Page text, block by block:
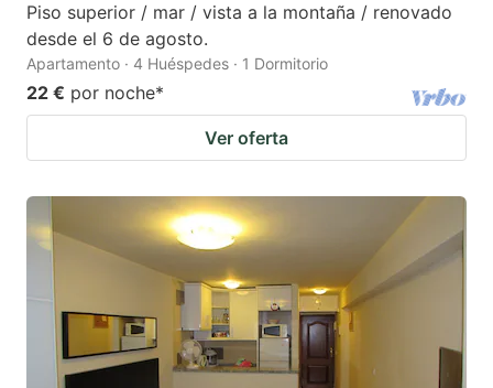
Piso superior / mar / vista a la montaña / renovado
desde el 6 de agosto.
Apartamento · 4 Huéspedes · 1 Dormitorio
22 € por noche*
Ver oferta